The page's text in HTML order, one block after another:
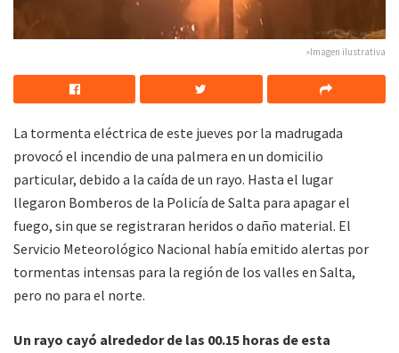
»Imagen ilustrativa
La tormenta eléctrica de este jueves por la madrugada
provocó el incendio de una palmera en un domicilio
particular, debido a la caída de un rayo. Hasta el lugar
llegaron Bomberos de la Policía de Salta para apagar el
fuego, sin que se registraran heridos o daño material. El
Servicio Meteorológico Nacional había emitido alertas por
tormentas intensas para la región de los valles en Salta,
pero no para el norte.
Un rayo cayó alrededor de las 00.15 horas de esta